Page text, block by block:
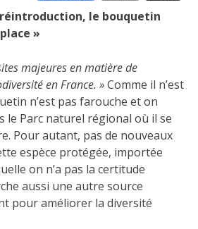
réintroduction, le bouquetin
»
majeures en matière de
en France. »Comme il n’est
n’est pas farouche et on
le Parc naturel régional où il se
Pour autant, pas de nouveaux
espèce protégée, importée
on n’a pas la certitude
aussi une autre source
pour améliorer la diversité